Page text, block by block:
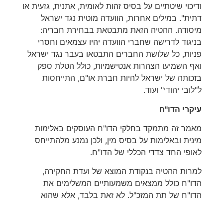
ודיכוי שיטתיים על בסיס זהות לאומית, אתנית, גזעית או
דתית". במילים אחרות, הוועדה מוטית נגד ישראל
מיסודה. ההטיה הזאת מתבטאת בבחירת חבריה:
בניגוד לדרישה שחברי הוועדה יהיו עצמאים וחסרי
פניות, כל שלושת החברים התבטאו בעבר נגד ישראל
ואף השמיעו הצהרות אנטישמיות, כולל הטלת ספק
בזכותה של ישראל להיות חברת או"ם, התייחסות
ל"לובי יהודי" ועוד.
עיקרי הדו"ח
מאמר זה מתמקד בחלקי הדו"ח העוסקים באלימות
מינית ובאלימות על בסיס מין, ולכן נמנע מלהתייחס
לאופי החד צדדי הכללי של הדו"ח.
למרות ההטיה בנקודת המוצא של ועדת החקירה,
הדו"ח כולל ממצאים משמעותיים המשלימים את
הדו"ח של תת המזכ"ל. לא זאת בלבד, אלא שהוא